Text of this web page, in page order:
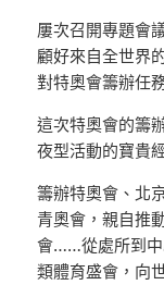
屢次召開專題會
顧好來自全世界
對特奧會籌辦任
這次特奧會的籌
夜型活動的寶貴
籌辦特奧會、北
青奧會，親自推
會……從處所到中
類體育盛會，向